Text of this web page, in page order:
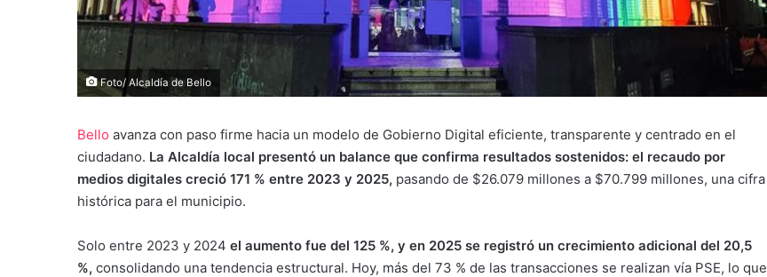
Foto/ Alcaldía de Bello
Bello avanza con paso firme hacia un modelo de Gobierno Digital eficiente, transparente y centrado en el
ciudadano. La Alcaldía local presentó un balance que confirma resultados sostenidos: el recaudo por
medios digitales creció 171 % entre 2023 y 2025, pasando de $26.079 millones a $70.799 millones, una cifra
histórica para el municipio.
Solo entre 2023 y 2024 el aumento fue del 125 %, y en 2025 se registró un crecimiento adicional del 20,5
%, consolidando una tendencia estructural. Hoy, más del 73 % de las transacciones se realizan vía PSE, lo que